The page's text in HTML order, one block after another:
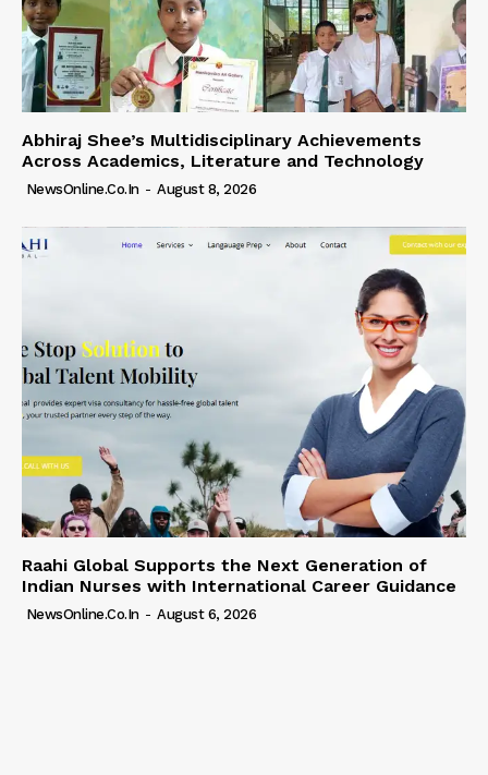
Abhiraj Shee’s Multidisciplinary Achievements
Across Academics, Literature and Technology
NewsOnline.co.in - August 8, 2026
Raahi Global Supports the Next Generation of
Indian Nurses with International Career Guidance
NewsOnline.co.in - August 6, 2026